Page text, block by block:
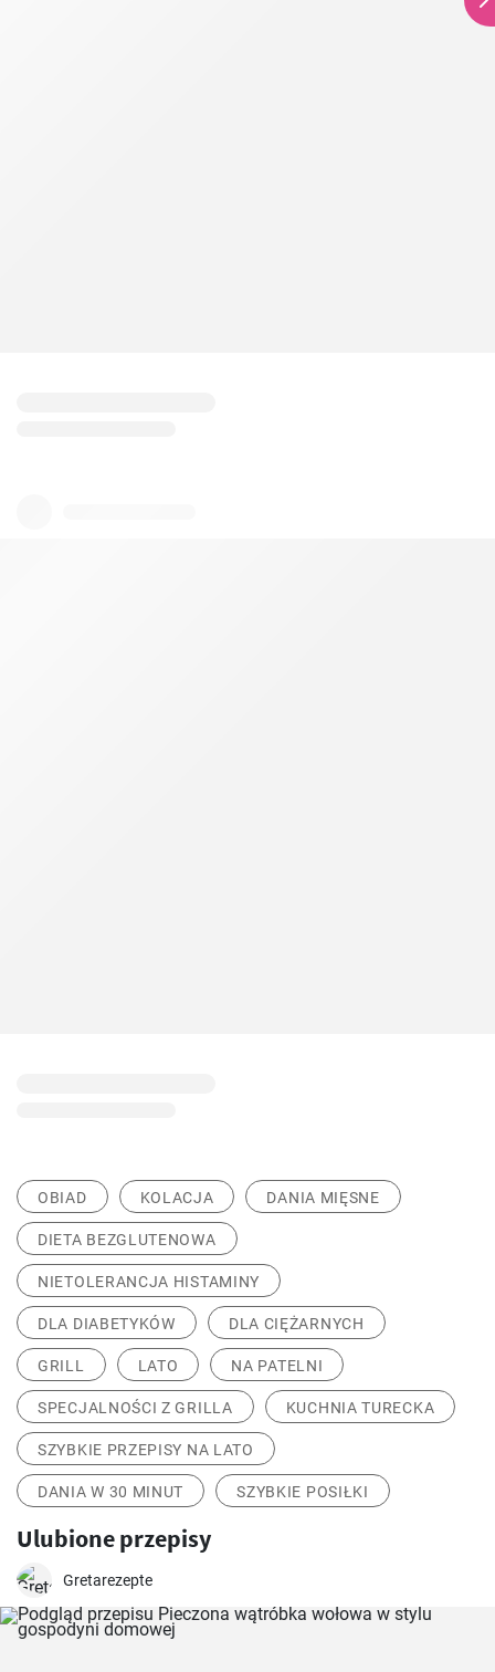
OBIAD KOLACJA DANIA MIĘSNE
DIETA BEZGLUTENOWA
NIETOLERANCJA HISTAMINY
DLA DIABETYKÓW DLA CIĘŻARNYCH
GRILL LATO NA PATELNI
SPECJALNOŚCI Z GRILLA KUCHNIA TURECKA
SZYBKIE PRZEPISY NA LATO
DANIA W 30 MINUT SZYBKIE POSIŁKI
Ulubione przepisy
Gretarezepte